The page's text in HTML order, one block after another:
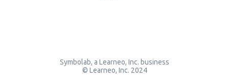
Symbolab, a Learneo, Inc. business
© Learneo, Inc. 2024